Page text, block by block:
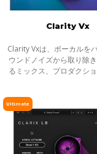
Clarity Vx
Clarity Vxは、ボーカルを
ウンドノイズから取り除
るミックス、プロダクシ
す。Waves Neural
載されてい
Ultimate